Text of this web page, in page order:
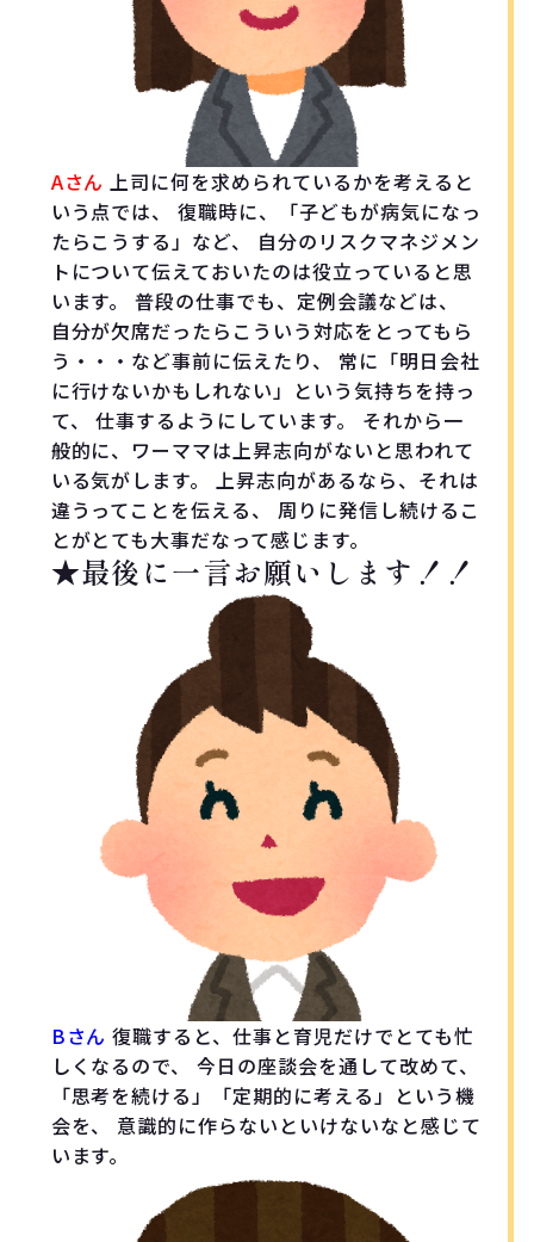
Aさん 上司に何を求められているかを考えると
いう点では、 復職時に、「子どもが病気になっ
たらこうする」など、 自分のリスクマネジメン
トについて伝えておいたのは役立っていると思
います。 普段の仕事でも、定例会議などは、
自分が欠席だったらこういう対応をとってもら
う・・・など事前に伝えたり、 常に「明日会社
に行けないかもしれない」という気持ちを持っ
て、 仕事するようにしています。 それから一
般的に、ワーママは上昇志向がないと思われて
いる気がします。 上昇志向があるなら、それは
違うってことを伝える、 周りに発信し続けるこ
とがとても大事だなって感じます。
★最後に一言お願いします！！
Bさん 復職すると、仕事と育児だけでとても忙
しくなるので、 今日の座談会を通して改めて、
「思考を続ける」「定期的に考える」という機
会を、 意識的に作らないといけないなと感じて
います。